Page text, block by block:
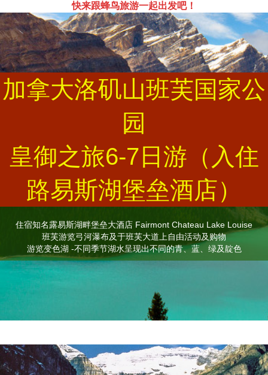
快来跟蜂鸟旅游一起出发吧！
加拿大洛矶山班芙国家公
园
皇御之旅6-7日游（入住
路易斯湖堡垒酒店）
住宿知名露易斯湖畔堡垒大酒店 Fairmont Chateau Lake Louise
班芙游览弓河瀑布及于班芙大道上自由活动及购物
游览变色湖 -不同季节湖水呈现出不同的青、蓝、绿及靛色